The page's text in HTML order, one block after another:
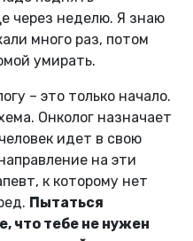
через неделю. Я знаю
много раз, потом
умирать.
– это только начало.
Онколог назначает
идет в свою
на эти
к которому нет
Пытаться
что тебе не нужен